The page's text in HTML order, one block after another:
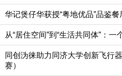
华记煲仔华获授“粤地优品”品鉴
从“居住空间”到“生活共同体”：
同创沩徕助力同济大学创新飞行
赛）